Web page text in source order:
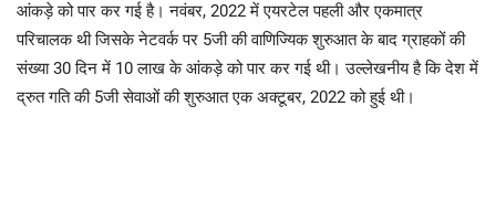
आंकड़े को पार कर गई है। नवंबर, 2022 में एयरटेल पहली और एकमात्र
परिचालक थी जिसके नेटवर्क पर 5जी की वाणिज्यिक शुरुआत के बाद ग्राहकों की
संख्या 30 दिन में 10 लाख के आंकड़े को पार कर गई थी। उल्लेखनीय है कि देश में
द्रुत गति की 5जी सेवाओं की शुरुआत एक अक्टूबर, 2022 को हुई थी।